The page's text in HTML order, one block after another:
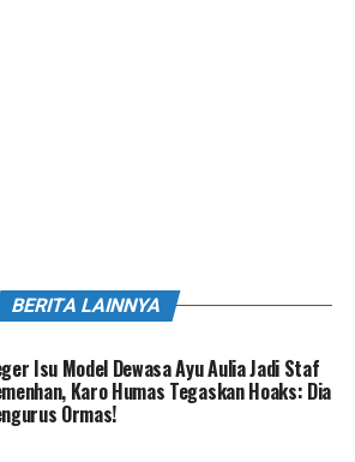
BERITA LAINNYA
Isu Model Dewasa Ayu Aulia Jadi Staf
Karo Humas Tegaskan Hoaks: Dia
Ormas!